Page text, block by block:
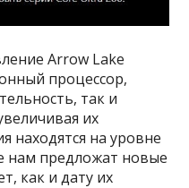
Arrow Lake
процессор,
так и
их
находятся на уровне
нам предложат новые
как и дату их